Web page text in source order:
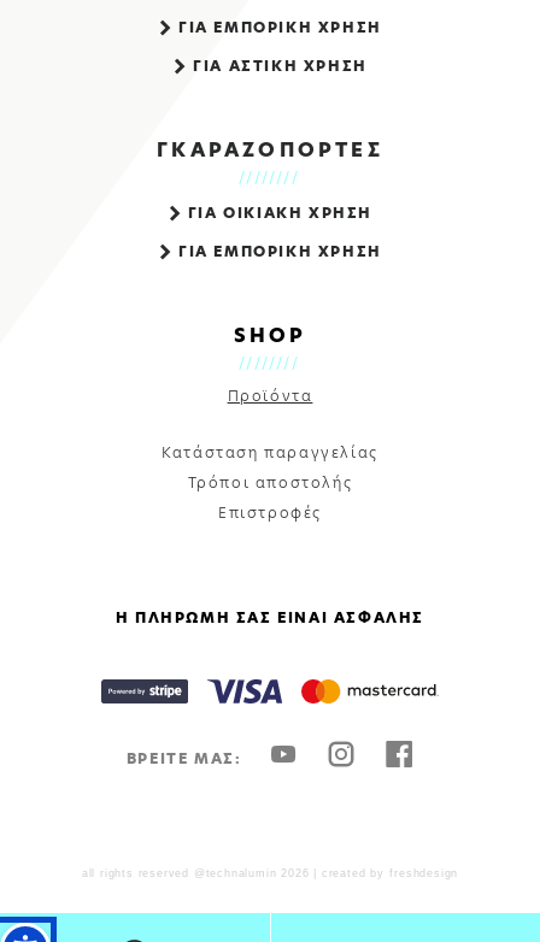
ΓΙΑ ΕΜΠΟΡΙΚΗ ΧΡΗΣΗ
ΓΙΑ ΑΣΤΙΚΗ ΧΡΗΣΗ
ΓΚΑΡΑΖΟΠΟΡΤΕΣ
ΓΙΑ ΟΙΚΙΑΚΗ ΧΡΗΣΗ
ΓΙΑ ΕΜΠΟΡΙΚΗ ΧΡΗΣΗ
SHOP
Προϊόντα
Κατάσταση παραγγελίας
Τρόποι αποστολής
Επιστροφές
Η ΠΛΗΡΩΜΗ ΣΑΣ ΕΙΝΑΙ ΑΣΦΑΛΗΣ
ΒΡΕΙΤΕ ΜΑΣ:
all rights reserved @technalumin 2026 | created by freshdesign